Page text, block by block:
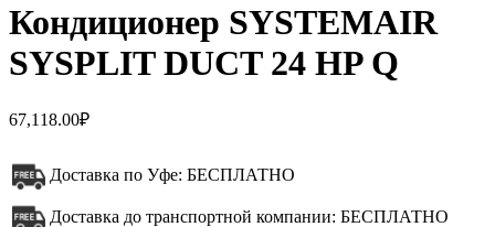
Кондиционер SYSTEMAIR
SYSPLIT DUCT 24 HP Q
67,118.00₽
Доставка по Уфе: БЕСПЛАТНО
Доставка до транспортной компании: БЕСПЛАТНО